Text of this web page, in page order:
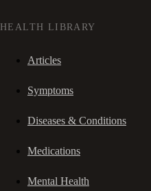
HEALTH LIBRARY
Articles
Symptoms
Diseases & Conditions
Medications
Mental Health